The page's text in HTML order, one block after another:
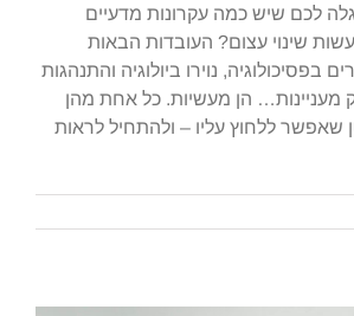
לכם שיש כמה עקרונות מדעיים
שינוי עצום? העובדות הבאות
בפסיכולוגיה, נוירו ביולוגיה והתנהגות
מעניינות… הן מעשיות. כל אחת מהן
שאפשר ללחוץ עליו – ולהתחיל לראות